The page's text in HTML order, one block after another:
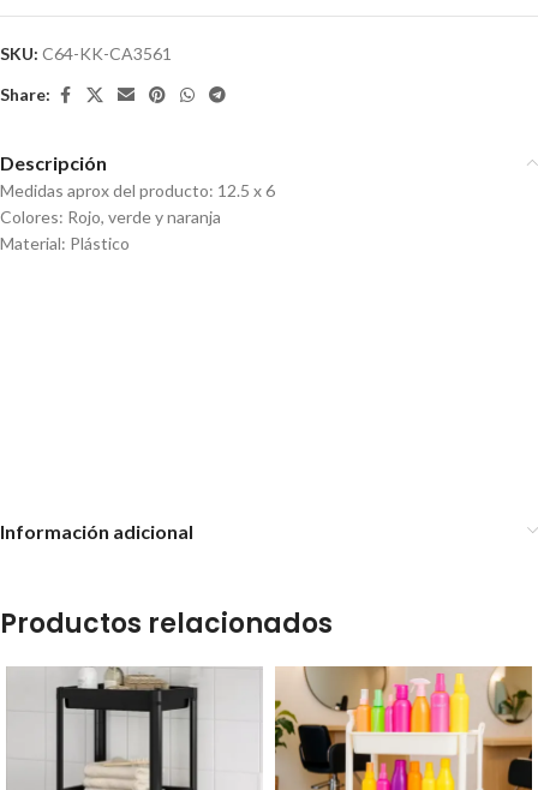
SKU: C64-KK-CA3561
Share:
Descripción
Medidas aprox del producto: 12.5 x 6
Colores: Rojo, verde y naranja
Material: Plástico
Información adicional
Productos relacionados